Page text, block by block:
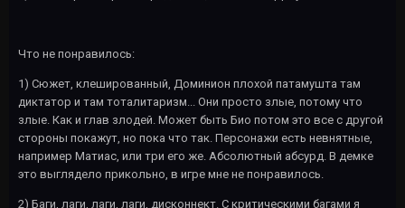
Что не понравилось:
1) Сюжет, клешированный, Доминион плохой патамушта там
диктатор и там тоталитаризм... Они просто злые, потому что
злые. Как и глав злодей. Может быть Био потом это все с другой
стороны покажут, но пока что так. Персонажи есть невнятные,
например Матиас, или три его же. Абсолютный абсурд. В демке
это выглядело прикольно, в игре мне не понравилось.
2) Баги, лаги, лаги, лаги, дисконнект. С критическими багами я